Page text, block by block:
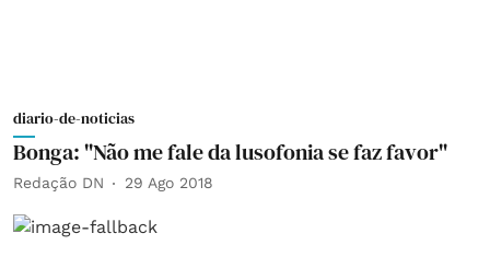
diario-de-noticias
Bonga: "Não me fale da lusofonia se faz favor"
Redação DN 29 Ago 2018